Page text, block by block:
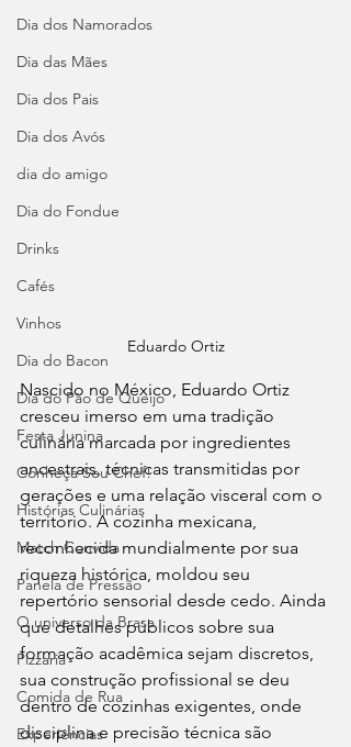
Dia dos Namorados
Dia das Mães
Dia dos Pais
Dia dos Avós
dia do amigo
Dia do Fondue
Drinks
Cafés
Vinhos
Dia do Bacon
Dia do Pão de Queijo
Festa Junina
Conheça Seu Chef!
Histórias Culinárias
Match Convida
Panela de Pressão
O universo da Brasa
Pizzaria
Comida de Rua
Experiências
Eduardo Ortiz
Nascido no México, Eduardo Ortiz
cresceu imerso em uma tradição
culinária marcada por ingredientes
ancestrais, técnicas transmitidas por
gerações e uma relação visceral com o
território. A cozinha mexicana,
reconhecida mundialmente por sua
riqueza histórica, moldou seu
repertório sensorial desde cedo. Ainda
que detalhes públicos sobre sua
formação acadêmica sejam discretos,
sua construção profissional se deu
dentro de cozinhas exigentes, onde
disciplina e precisão técnica são